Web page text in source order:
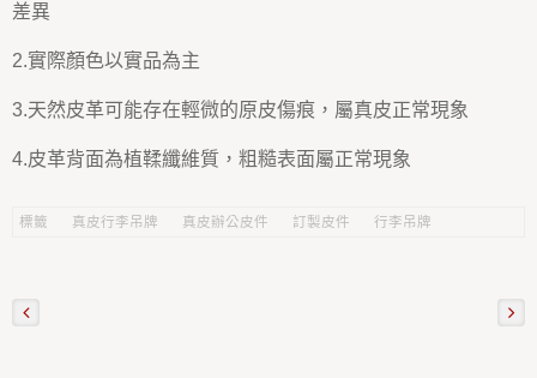
差異
2.實際顏色以實品為主
3.天然皮革可能存在輕微的原皮傷痕，屬真皮正常現象
4.皮革背面為植鞣纖維質，粗糙表面屬正常現象
標籤 真皮行李吊牌 真皮辦公皮件 訂製皮件 行李吊牌